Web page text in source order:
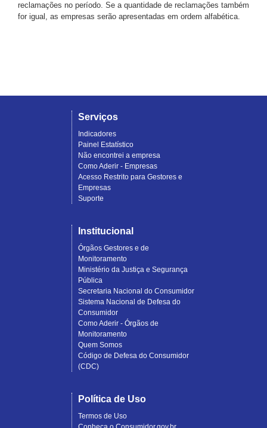
reclamações no período. Se a quantidade de reclamações também
for igual, as empresas serão apresentadas em ordem alfabética.
Serviços
Indicadores
Painel Estatístico
Não encontrei a empresa
Como Aderir - Empresas
Acesso Restrito para Gestores e
Empresas
Suporte
Institucional
Órgãos Gestores e de
Monitoramento
Ministério da Justiça e Segurança
Pública
Secretaria Nacional do Consumidor
Sistema Nacional de Defesa do
Consumidor
Como Aderir - Órgãos de
Monitoramento
Quem Somos
Código de Defesa do Consumidor
(CDC)
Política de Uso
Termos de Uso